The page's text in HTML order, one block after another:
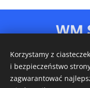
WM
NIP: 6472611346 •
Korzystamy z
i bezpieczeństwo
zagwarantować